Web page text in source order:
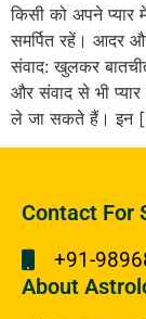
किसी को अपने प्यार
समर्पित रहें। आदर
संवाद: खुलकर
और संवाद से भी
ले जा सकते हैं। इन
Contact For
+91-
About